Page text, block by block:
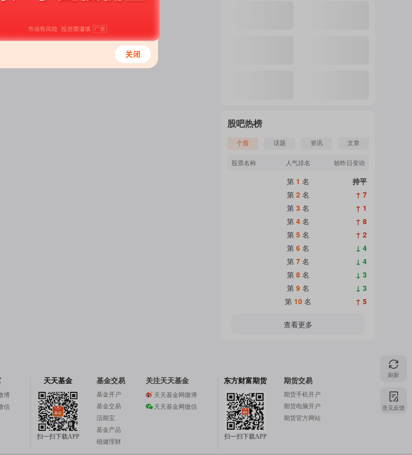
股吧热榜
个股 话题 资讯 文章
股票名称 人气排名 较昨日变动
第 1 名
持平
第 2 名
↑ 7
第 3 名
↑ 1
第 4 名
↑ 8
第 5 名
↑ 2
第 6 名
↓ 4
第 7 名
↓ 4
第 8 名
↓ 3
第 9 名
↓ 3
第 10 名 ↑ 5
查看更多
刷新
意见反馈
博
信
天天基金
扫一扫下载APP
基金交易
基金开户
基金交易
活期宝
基金产品
稳健理财
关注天天基金
天天基金网微博
天天基金网微信
东方财富期货
扫一扫下载APP
期货交易
期货手机开户
期货电脑开户
期货官方网站